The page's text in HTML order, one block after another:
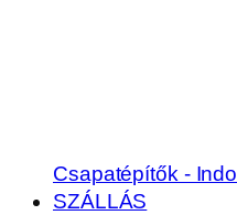
Csapatépítők -
SZÁLLÁS